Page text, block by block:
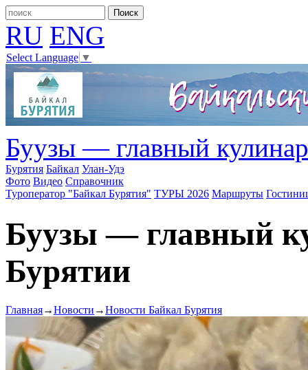
RU ENG
Select Language ▼
Буузы — главный
Бурятия Байкал Улан-Удэ
Фото Видео Справочник
Туроператор "Байкал Бурятия" ТУРЫ 2026 Маршруты
Буузы — главный
Бурятии
Главная→Новости →Новости Байкал Бурятия